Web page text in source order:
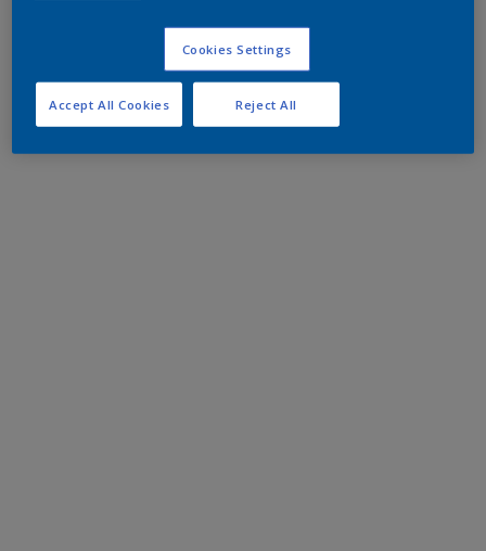
Cookies Settings
Reject All
Accept All Cookies